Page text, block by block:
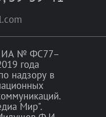
ИА № ФС77–
года
надзору в
Мир".